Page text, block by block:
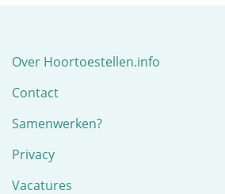
Over Hoortoestellen.info
Contact
Samenwerken?
Privacy
Vacatures